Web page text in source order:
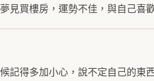
見買樓房，運勢不佳，與自己喜
記得多加小心，說不定自己的東